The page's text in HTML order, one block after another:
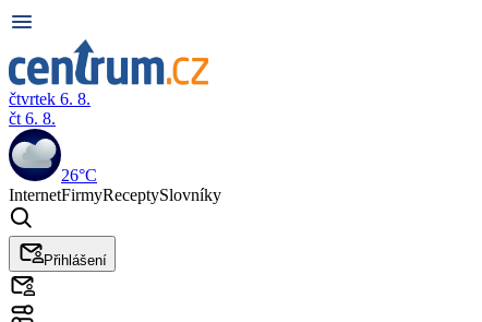
čtvrtek 6. 8.
čt 6. 8.
26°C
InternetFirmyReceptySlovníky
Přihlášení